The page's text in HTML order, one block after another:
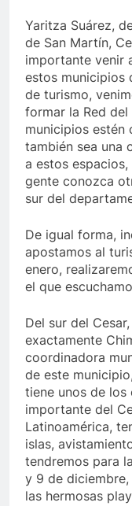
Yaritza Suárez,
de San Martín,
importante venir
estos municipios
de turismo,
formar la Red
municipios estén
también sea una
a estos
gente conozca
sur del
De igual forma,
apostamos al
enero,
el que
Del sur del
exactamente
coordinadora
de este
tiene unos de los
importante del
Latinoamérica,
islas,
tendremos para
y 9 de
las hermosas